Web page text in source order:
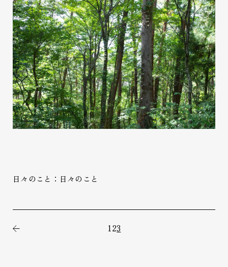
日々のこと：日々のこと
123